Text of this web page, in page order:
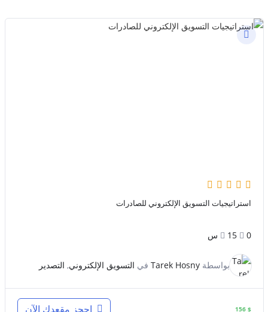
استراتيجيات التسويق الإلكتروني للصادرات
0 15س
بواسطةTarek Hosny في التسويق الإلكتروني, التصدير
156 $ احجز مقعدك الآن